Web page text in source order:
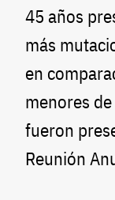
45 años
más
en
menores
fueron
Reunión